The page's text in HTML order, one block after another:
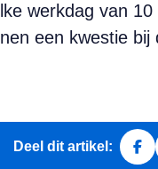
werkdag van
een kwestie bij
Deel dit artikel: